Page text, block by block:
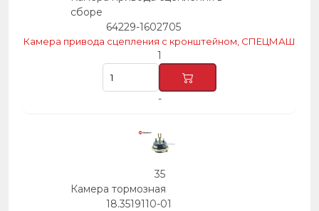
сборе
64229-1602705
Камера привода сцепления с кронштейном, СПЕЦМАШ
1
-
35
Камера тормозная
18.3519110-01